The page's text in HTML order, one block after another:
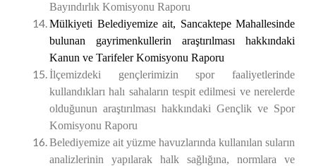
Bayındırlık Komisyonu Raporu
Mülkiyeti Belediyemize ait, Sancaktepe Mahallesinde
bulunan gayrimenkullerin araştırılması hakkındaki
Kanun ve Tarifeler Komisyonu Raporu
İlçemizdeki gençlerimizin spor faaliyetlerinde
kullandıkları halı sahaların tespit edilmesi ve nerelerde
olduğunun araştırılması hakkındaki Gençlik ve Spor
Komisyonu Raporu
Belediyemize ait yüzme havuzlarında kullanılan suların
analizlerinin yapılarak halk sağlığına, normlara ve